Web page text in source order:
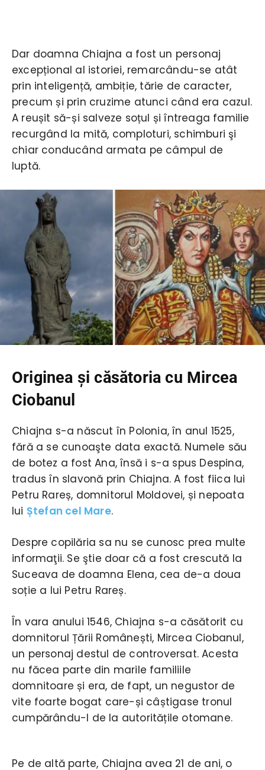
Dar doamna Chiajna a fost un personaj
excepțional al istoriei, remarcându-se atât
prin inteligență, ambiție, tărie de caracter,
precum și prin cruzime atunci când era cazul.
A reușit să-și salveze soțul și întreaga familie
recurgând la mită, comploturi, schimburi şi
chiar conducând armata pe câmpul de
luptă.
Originea şi căsătoria cu Mircea
Ciobanul
Chiajna s-a născut în Polonia, în anul 1525,
fără a se cunoaşte data exactă. Numele său
de botez a fost Ana, însă i s-a spus Despina,
tradus în slavonă prin Chiajna. A fost fiica lui
Petru Rareș, domnitorul Moldovei, și nepoata
lui Ștefan cel Mare.
Despre copilăria sa nu se cunosc prea multe
informaţii. Se ştie doar că a fost crescută la
Suceava de doamna Elena, cea de-a doua
soție a lui Petru Rareș.
În vara anului 1546, Chiajna s-a căsătorit cu
domnitorul Țării Românești, Mircea Ciobanul,
un personaj destul de controversat. Acesta
nu făcea parte din marile familiile
domnitoare și era, de fapt, un negustor de
vite foarte bogat care-și câștigase tronul
cumpărându-l de la autoritățile otomane.
Pe de altă parte, Chiajna avea 21 de ani, o